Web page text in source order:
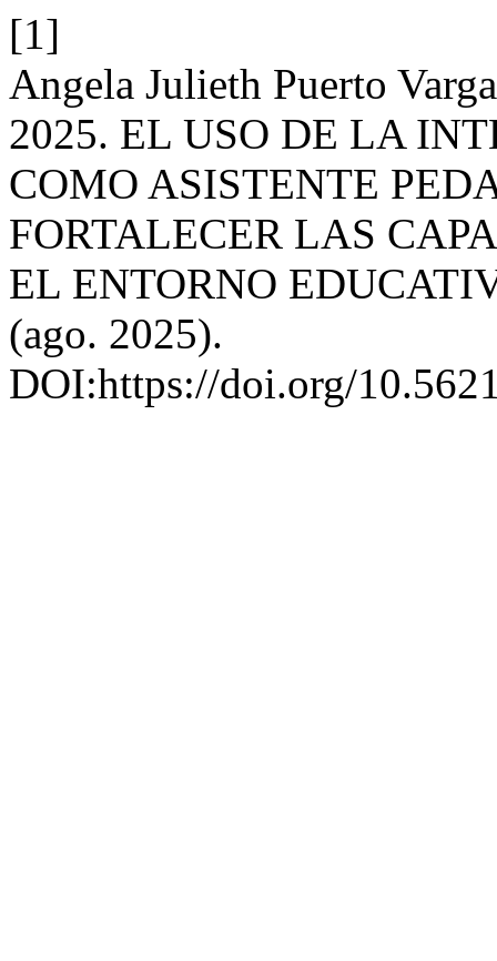
[1]
Angela Julieth Puerto
2025. EL USO DE LA
COMO ASISTENTE
FORTALECER LAS
EL ENTORNO
(ago. 2025).
DOI:https://doi.org/